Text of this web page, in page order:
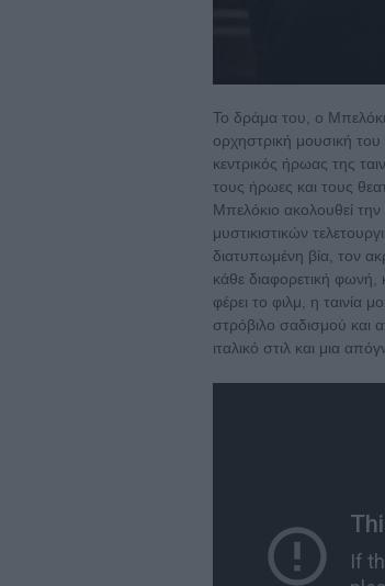
Το δράμα του, ο
ορχηστρική μουσική
κεντρικός ήρωας της
τους ήρωες και τους
Μπελόκιο ακολουθεί την
μυστικιστικών
διατυπωμένη βία, τον
κάθε διαφορετική φωνή,
φέρει το φιλμ, η ταινία
στρόβιλο σαδισμού και
ιταλικό στιλ και μια